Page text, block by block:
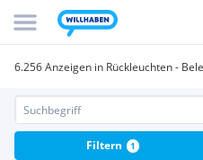
6.256 Anzeigen in Rückleuchten -
Filtern 1